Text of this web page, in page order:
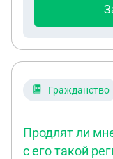
Гражданство
Продлят ли
с его такой